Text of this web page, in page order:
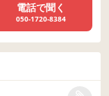
電話で聞く
050-1720-8384